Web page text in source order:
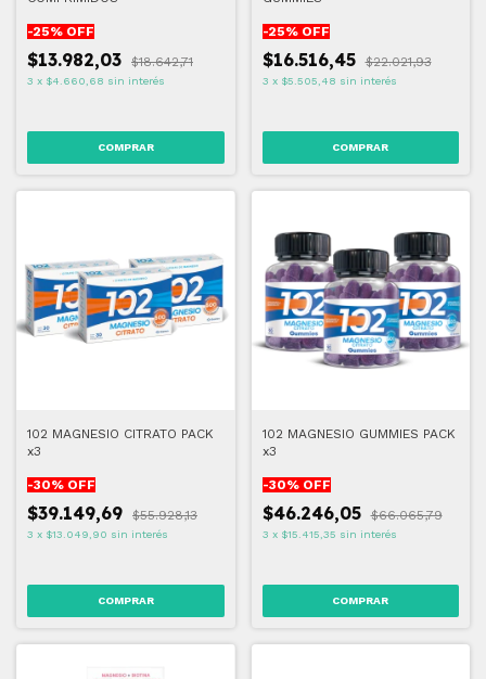
-25% OFF
$13.982,03 $18.642,71
3 x $4.660,68 sin interés
-25% OFF
$16.516,45 $22.021,93
3 x $5.505,48 sin interés
102 MAGNESIO CITRATO PACK
x3
-30% OFF
$39.149,69 $55.928,13
3 x $13.049,90 sin interés
102 MAGNESIO GUMMIES PACK
x3
-30% OFF
$46.246,05 $66.065,79
3 x $15.415,35 sin interés